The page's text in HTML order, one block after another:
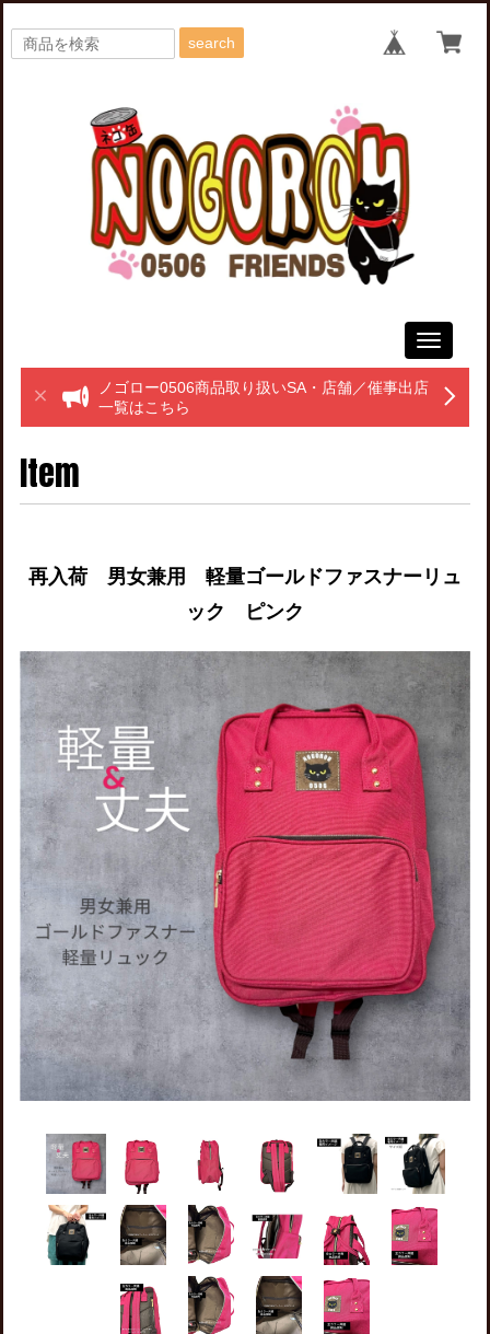
search
Toggle
ノゴロー0506商品取り扱いSA・店舗／催事出店
一覧はこちら
Item
再入荷 男女兼用 軽量ゴールドファスナーリュ
ック ピンク